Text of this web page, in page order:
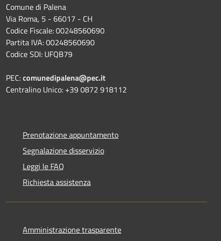
Comune di Palena
Via Roma, 5 - 66017 - CH
Codice Fiscale: 00248560690
Partita IVA: 00248560690
Codice SDI: UFQB79
PEC:comunedipalena@pec.it
Centralino Unico: +39 0872 918112
Prenotazione appuntamento
Segnalazione disservizio
Leggi le FAQ
Richiesta assistenza
Amministrazione trasparente